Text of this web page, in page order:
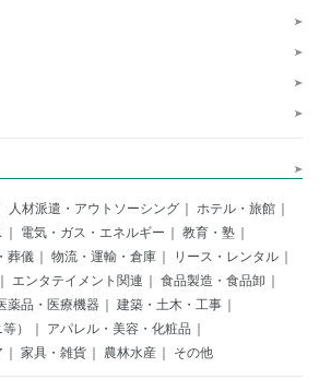
人材派遣・アウトソーシング
ホテル・旅館
電気・ガス・エネルギー
教育・塾
葬儀 物流・運輸・倉庫
リース・レンタル
エンタテイメント関連
食品製造・食品卸
薬品・医療機器
建築・土木・工事
）
アパレル・美容・化粧品
家具・雑貨 農林水産 その他